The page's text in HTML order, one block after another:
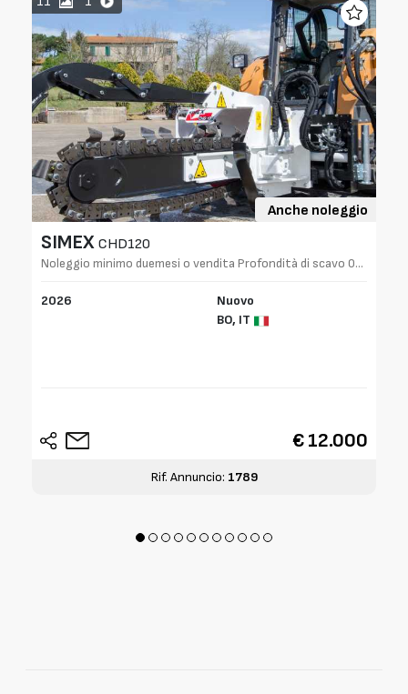
Anche noleggio
SIMEX CHD120
Noleggio minimo duemesi o vendita Profondità di scavo 0-
2026
Nuovo
BO, IT
€ 12.000
Rif. Annuncio: 1789